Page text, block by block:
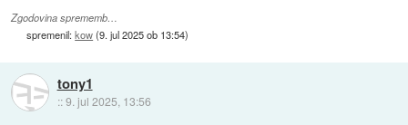
Zgodovina sprememb…
spremenil:kow(9. jul 2025 ob 13:54)
tony1
::9. jul 2025, 13:56